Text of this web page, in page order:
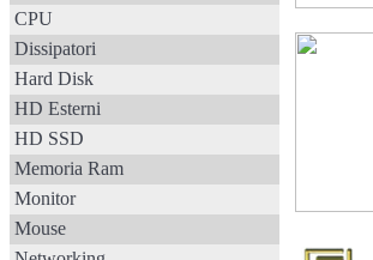
CPU
Dissipatori
Hard Disk
HD Esterni
HD SSD
Memoria Ram
Monitor
Mouse